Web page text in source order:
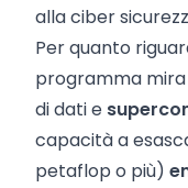
alla ciber
Per quanto
programma
di dati e
capacità a
petaflop o più)